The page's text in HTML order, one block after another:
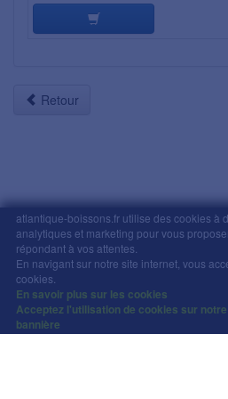
atlantique-boissons.fr utilise des cookies à
analytiques et marketing pour vous
répondant à vos attentes.
En navigant sur notre site internet, vous
cookies.
En savoir plus sur les cookies
Acceptez l'utilisation de cookies sur
bannière
Retour
Mentions légales-
Copyright © Atlantique Boissons
L'abus d'alcool est dangereux pour
consommer avec modération.